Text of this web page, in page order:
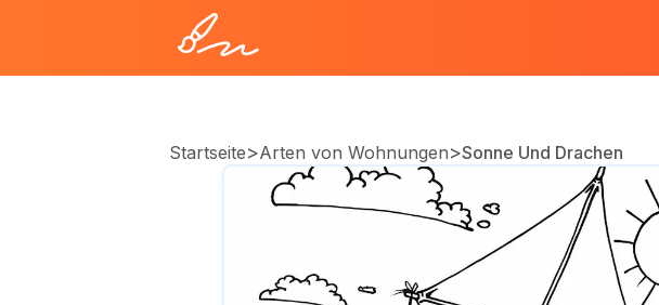
Startseite>Arten von Wohnungen>Sonne Und Drachen